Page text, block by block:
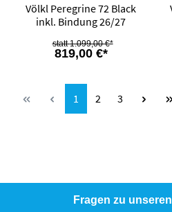
Völkl Peregrine 72 Black
inkl. Bindung 26/27
819,00 €*
1.099,00 €*
Seite
1 Seite
2 Seite
3
Fragen zu